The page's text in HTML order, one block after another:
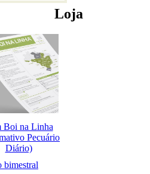
Loja
Boi na Linha
Pecuário
Diário)